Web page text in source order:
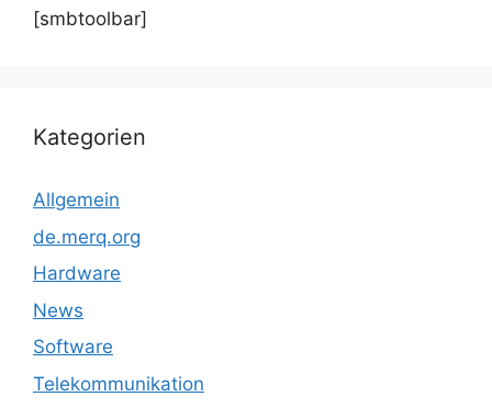
[smbtoolbar]
Kategorien
Allgemein
de.merq.org
Hardware
News
Software
Telekommunikation